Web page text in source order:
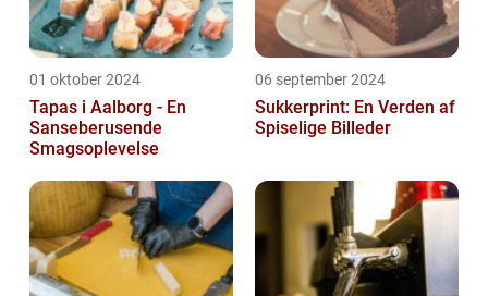
01 oktober 2024
Tapas i Aalborg - En
Sanseberusende
Smagsoplevelse
06 september 2024
Sukkerprint: En Verden af
Spiselige Billeder